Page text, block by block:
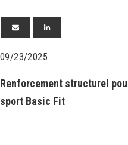
09/23/2025
Renforcement structurel
sport Basic Fit